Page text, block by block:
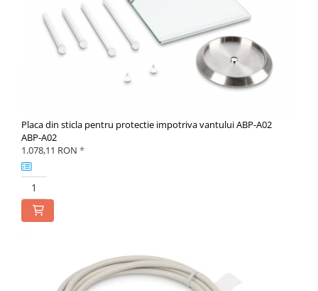
Placa din sticla pentru protectie impotriva vantului ABP-A02
ABP-A02
1.078,11 RON *